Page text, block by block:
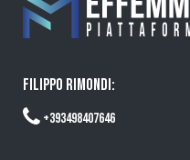
FILIPPO RIMONDI:
+393498407646